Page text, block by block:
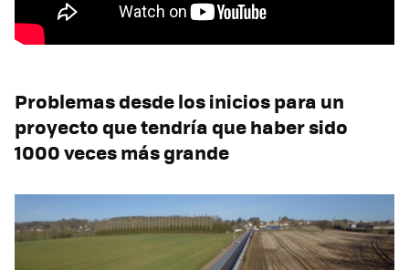
Problemas desde los inicios para un
proyecto que tendría que haber sido
1000 veces más grande